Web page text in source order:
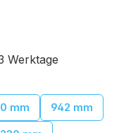
von 5 von 5 Sternen
Werktage
mm
942 mm